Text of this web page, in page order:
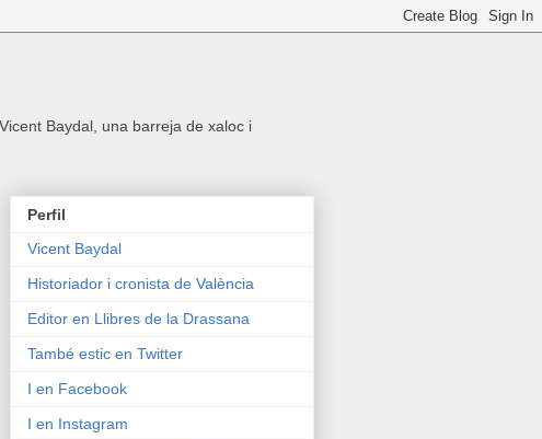
Baydal, una barreja de xaloc i
Perfil
Vicent Baydal
Historiador i cronista de València
Editor en Llibres de la Drassana
També estic en Twitter
I en Facebook
I en Instagram